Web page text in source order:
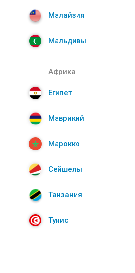
Малайзия
Мальдивы
Африка
Египет
Маврикий
Марокко
Сейшелы
Танзания
Тунис